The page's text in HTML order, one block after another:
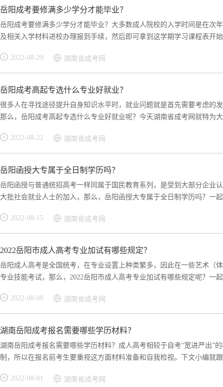
岳阳成考要修满多少学分才能毕业？
岳阳成考要修满多少学分才能毕业？大多数成人院校的入学时间是在次
及相关入学材料进校办理报到手续，然后即可拿到这学期学习课程表开
2022-08-29 湖南省成考网
岳阳成考高起专选什么专业好就业？
很多人在寻找途径提升自身知识水平时，就业问题就是首先需要考虑的
那么，岳阳成考高起专选什么专业好就业呢？今天湖南省成考网就特为
2022-08-22 湖南省成考网
岳阳函授大专属于全日制学历吗？
岳阳函授与普通统招高考一样同属于国民教育系列，是受到大部分企业
大批社会就业人士的加入，那么，岳阳函授大专属于全日制学历吗？一
2022-08-15 湖南省成考网
2022岳阳市成人高考专业加试有哪些规定？
岳阳成人高考是全国统考，在专业设置上种类繁多，因此在一些艺术（
专业技能考试，那么，2022岳阳市成人高考专业加试有哪些规定呢？一
2022-08-08 湖南省成考网
湖南岳阳成考报名需要哪些学历材料？
湖南岳阳成考报名需要哪些学历材料？成人高考相较于自考“宽进严出”
制，所以在报名前考生要重视这方面材料准备和自我检视。下文小编就
2022-08-01 湖南省成考网